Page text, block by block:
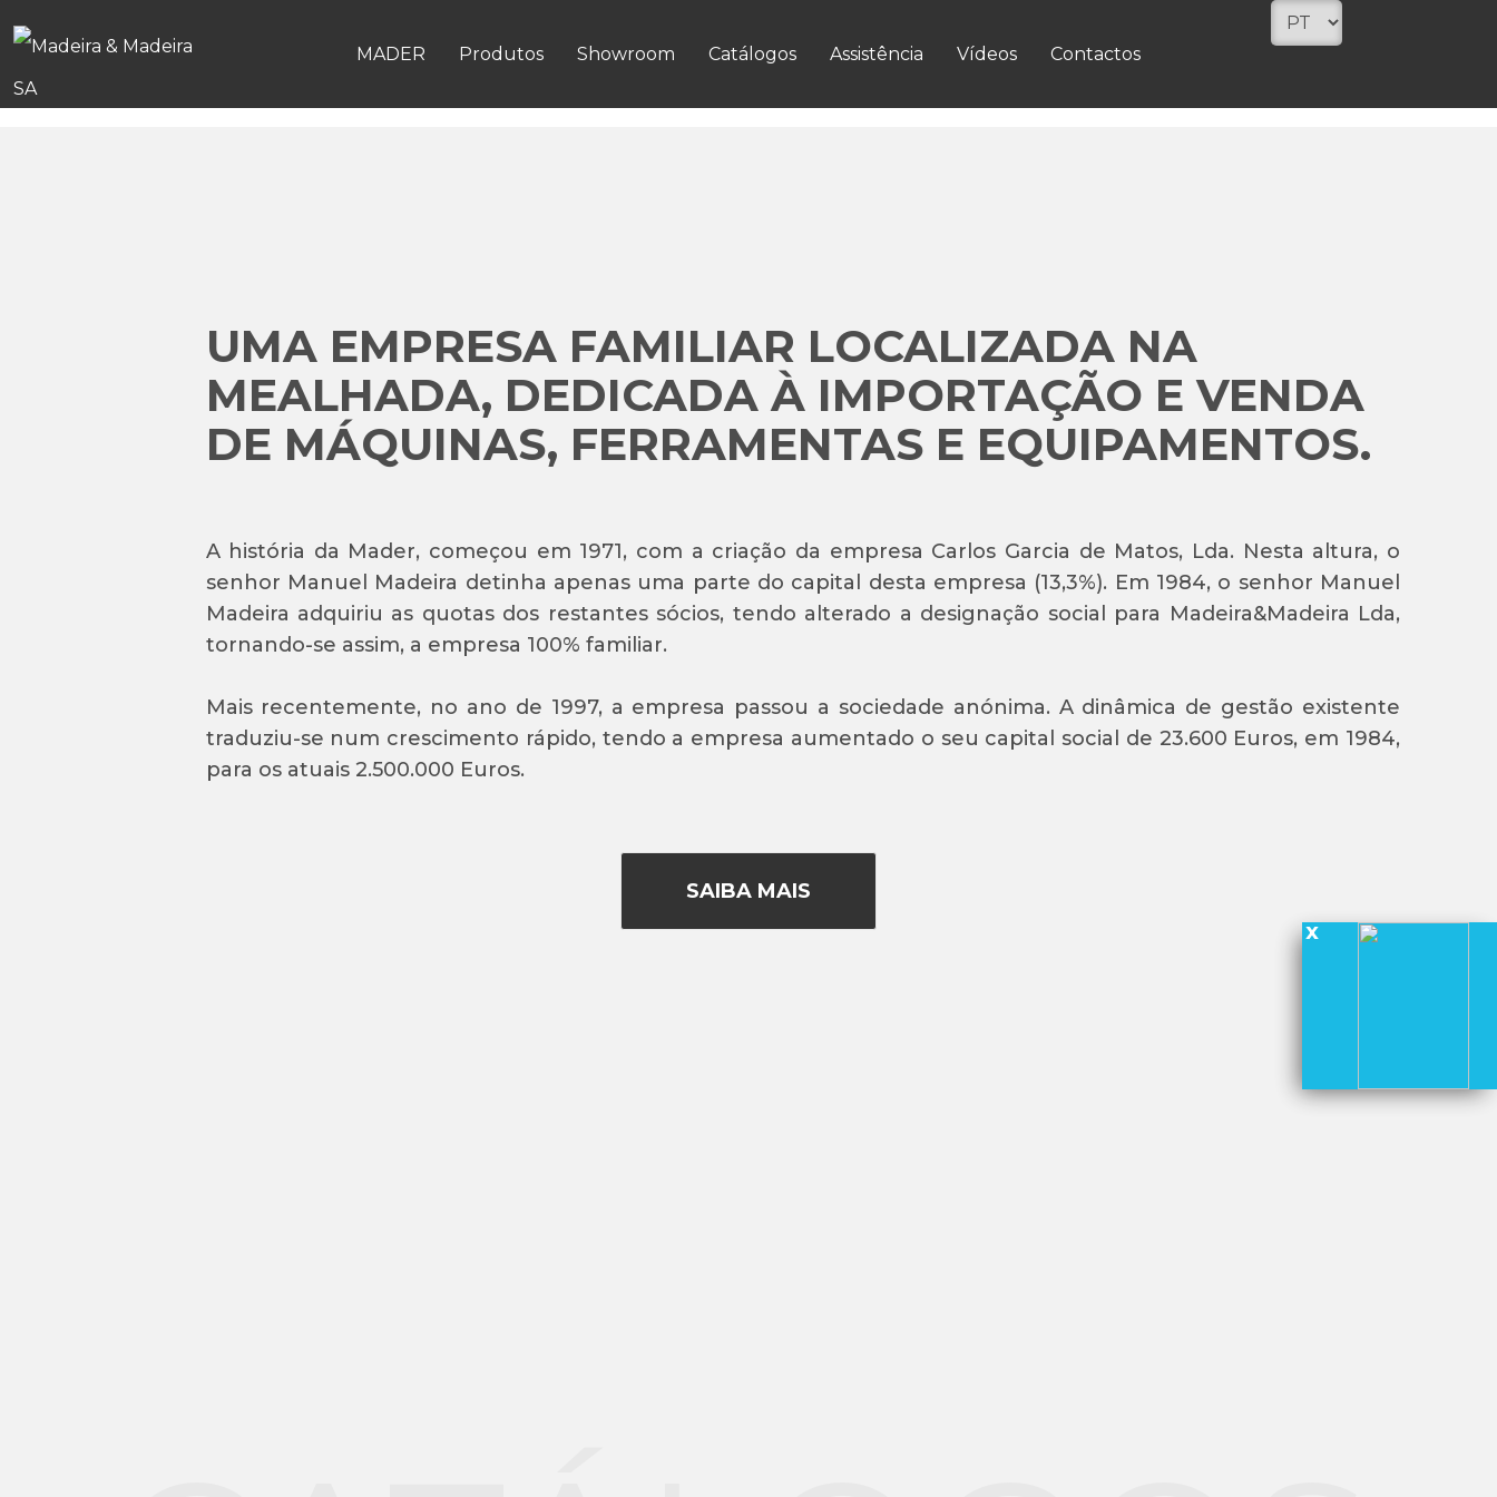
MADER Produtos Showroom Catálogos Assistência Vídeos Contactos
VER MAIS
UMA EMPRESA FAMILIAR LOCALIZADA NA
MEALHADA, DEDICADA À IMPORTAÇÃO E VENDA
DE MÁQUINAS, FERRAMENTAS E EQUIPAMENTOS.
A história da Mader, começou em 1971, com a criação da empresa Carlos Garcia de Matos, Lda. Nesta altura, o
senhor Manuel Madeira detinha apenas uma parte do capital desta empresa (13,3%). Em 1984, o senhor Manuel
Madeira adquiriu as quotas dos restantes sócios, tendo alterado a designação social para Madeira&Madeira Lda,
tornando-se assim, a empresa 100% familiar.
Mais recentemente, no ano de 1997, a empresa passou a sociedade anónima. A dinâmica de gestão existente
traduziu-se num crescimento rápido, tendo a empresa aumentado o seu capital social de 23.600 Euros, em 1984,
para os atuais 2.500.000 Euros.
SAIBA MAIS
x